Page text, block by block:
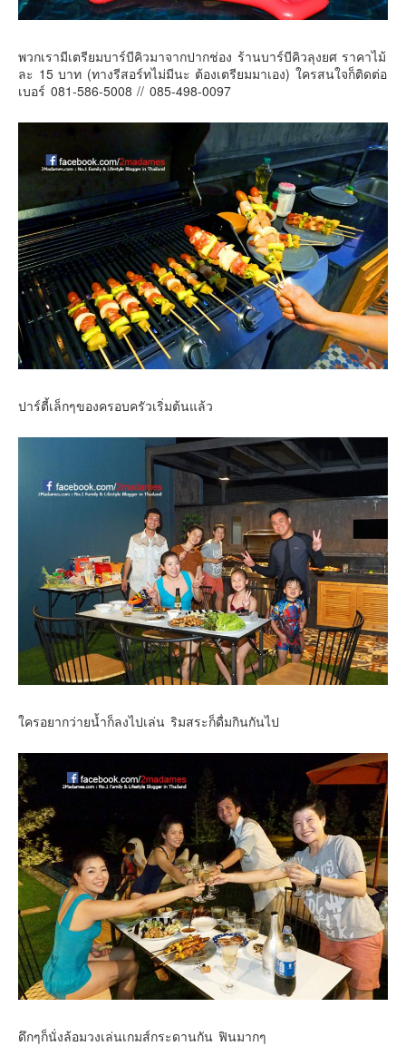
พวกเรามีเตรียมบาร์บีคิวมาจากปากช่อง ร้านบาร์บีคิวลุงยศ ราคาไม้
ละ 15 บาท (ทางรีสอร์ทไม่มีนะ ต้องเตรียมมาเอง) ใครสนใจก็ติดต่อ
เบอร์ 081-586-5008 // 085-498-0097
ปาร์ตี้เล็กๆของครอบครัวเริ่มต้นแล้ว
ใครอยากว่ายน้ำก็ลงไปเล่น ริมสระก็ดื่มกินกันไป
ดึกๆก็นั่งล้อมวงเล่นเกมส์กระดานกัน ฟินมากๆ